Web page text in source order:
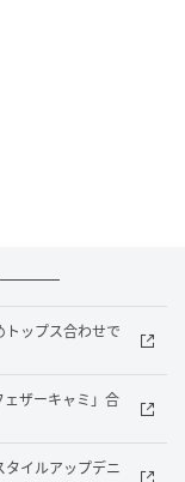
インで洒落
ニムなので、他
しました。ベー
ージュのガチャ
まりが出るよう
トップス合わせで
ェザーキャミ」合
タイルアップデニ